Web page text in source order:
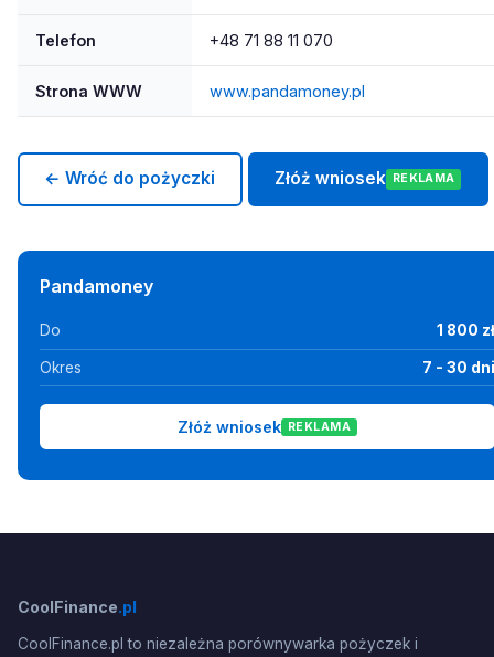
Telefon +48 71 88 11 070
Strona WWW www.pandamoney.pl
← Wróć do pożyczki Złóż wniosek REKLAMA
Pandamoney
Do 1 800 zł
Okres 7 - 30 dni
Złóż wniosek REKLAMA
CoolFinance.pl
CoolFinance.pl to niezależna porównywarka pożyczek i